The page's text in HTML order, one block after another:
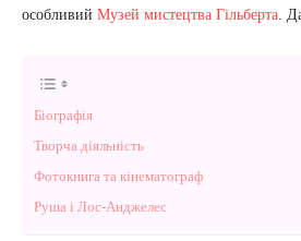
особливий Музей мистецтва Гільберта .
Біографія
Творча діяльність
Фотокнига та кінематограф
Руша і Лос-Анджелес